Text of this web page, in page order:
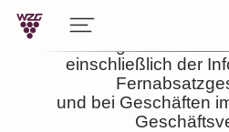
springen
einschließlich der
und bei Geschäften